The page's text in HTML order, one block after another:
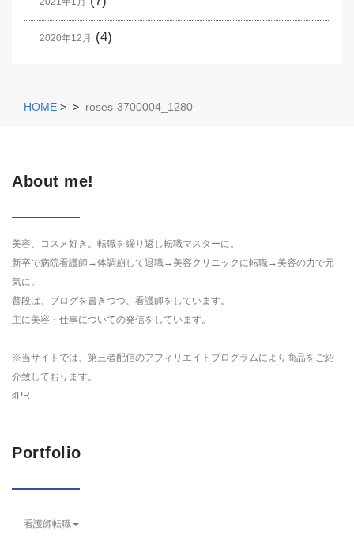
2020年12月 (4)
HOME > > roses-3700004_1280
About me!
美容、コスメ好き。転職を繰り返し転職マスターに。
新卒で病院看護師→体調崩して退職→美容クリニックに転職→美容の力で元
気に。
普段は、ブログを書きつつ、看護師をしています。
主に美容・仕事についての発信をしています。
※当サイトでは、第三者配信のアフィリエイトプログラムにより商品をご紹
介致しております。
♯PR
Portfolio
看護師転職